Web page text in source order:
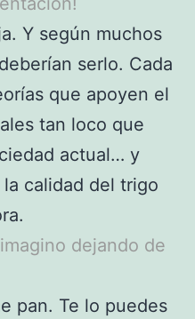
Y según muchos
serlo. Cada
que apoyen el
tan loco que
actual… y
calidad del trigo
dejando de
pan. Te lo puedes